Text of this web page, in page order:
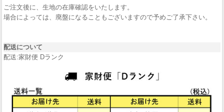
ご注文後に、生地の在庫確認をいたします。
場合によっては、廃盤になることもございますので予めご了承下さい。
配送について
配送:家財便 Dランク